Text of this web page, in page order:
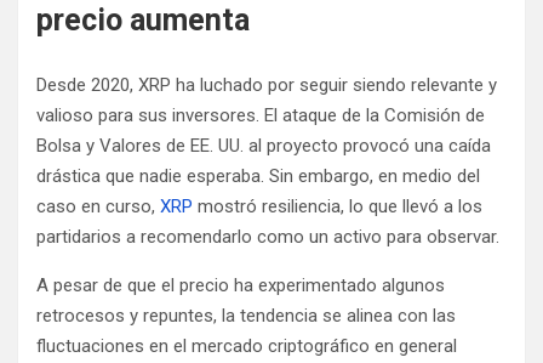
precio aumenta
Desde 2020, XRP ha luchado por seguir siendo relevante y
valioso para sus inversores. El ataque de la Comisión de
Bolsa y Valores de EE. UU. al proyecto provocó una caída
drástica que nadie esperaba. Sin embargo, en medio del
caso en curso, XRP mostró resiliencia, lo que llevó a los
partidarios a recomendarlo como un activo para observar.
A pesar de que el precio ha experimentado algunos
retrocesos y repuntes, la tendencia se alinea con las
fluctuaciones en el mercado criptográfico en general